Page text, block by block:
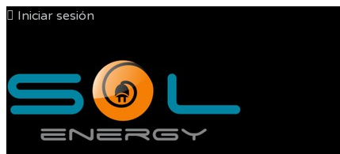
 Iniciar sesión